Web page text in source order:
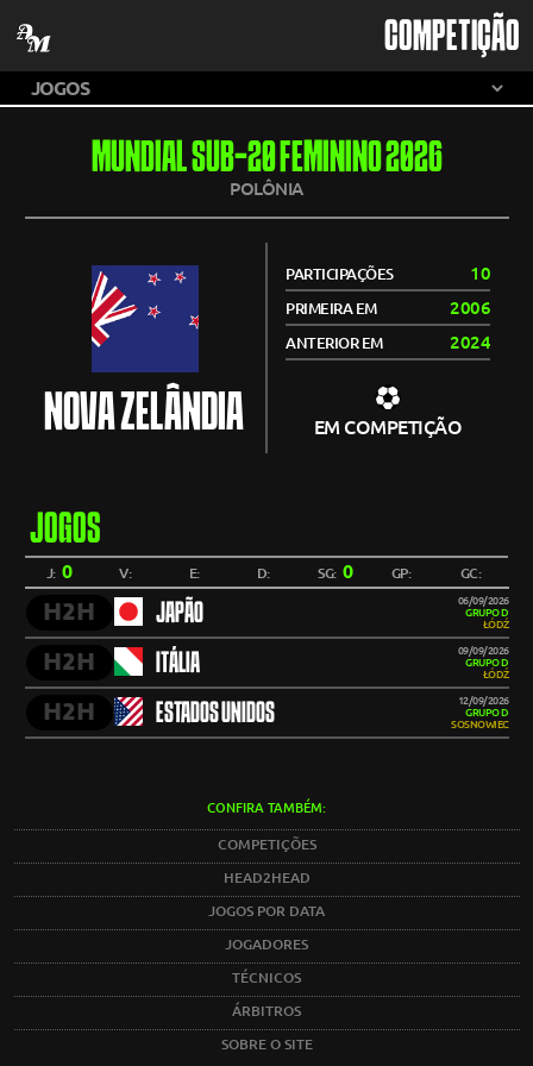
COMPETIÇÃO
MUNDIAL SUB-20 FEMININO 2026
POLÔNIA
NOVA ZELÂNDIA
PARTICIPAÇÕES 10
PRIMEIRA EM 2006
ANTERIOR EM 2024
EM COMPETIÇÃO
JOGOS
J: 0 V: E: D: SG: 0 GP: GC:
H2H JAPÃO
06/09/2026
GRUPO D
ŁÓDŹ
H2H ITÁLIA
09/09/2026
GRUPO D
ŁÓDŹ
H2H ESTADOS UNIDOS
12/09/2026
GRUPO D
SOSNOWIEC
CONFIRA TAMBÉM:
COMPETIÇÕES
HEAD2HEAD
JOGOS POR DATA
JOGADORES
TÉCNICOS
ÁRBITROS
SOBRE O SITE